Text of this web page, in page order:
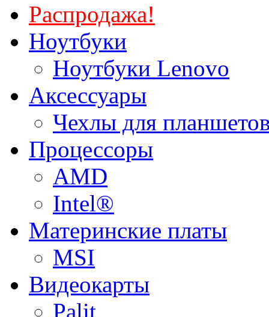
Распродажа!
Ноутбуки
Ноутбуки Lenovo
Аксессуары
Чехлы для
Процессоры
AMD
Intel®
Материнские платы
MSI
Видеокарты
Palit